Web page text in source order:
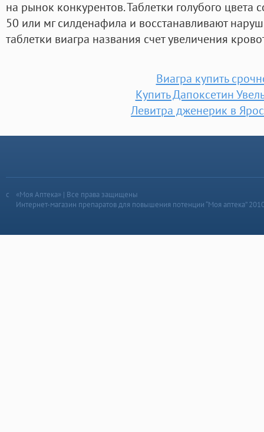
на рынок конкурентов. Таблетки голубого цвета
50 или мг силденафила и восстанавливают
таблетки виагра названия счет увеличения
Виагра купить
Купить Дапоксетин
Левитра дженерик в
«Моя Аптека» | Все права защищены
Интернет-магазин препаратов для повышения потенции “Моя аптека”